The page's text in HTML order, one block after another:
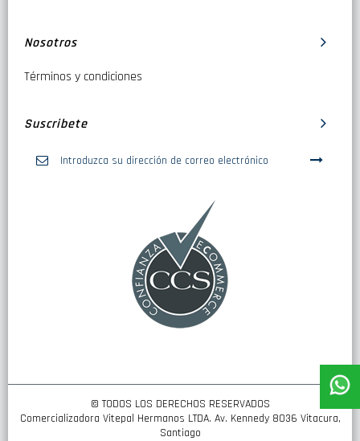
Nosotros
Términos y condiciones
Suscribete
© TODOS LOS DERECHOS RESERVADOS
Comercializadora Vitepal Hermanos LTDA. Av. Kennedy 8036 Vitacura,
Santiago